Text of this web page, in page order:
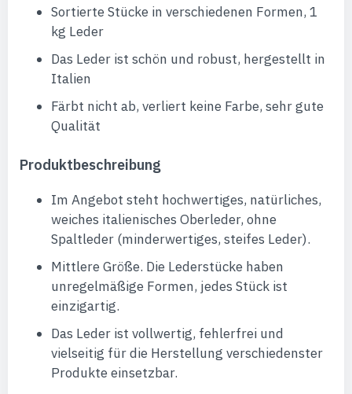
Sortierte Stücke in verschiedenen Formen, 1
kg Leder
Das Leder ist schön und robust, hergestellt in
Italien
Färbt nicht ab, verliert keine Farbe, sehr gute
Qualität
Produktbeschreibung
Im Angebot steht hochwertiges, natürliches,
weiches italienisches Oberleder, ohne
Spaltleder (minderwertiges, steifes Leder).
Mittlere Größe. Die Lederstücke haben
unregelmäßige Formen, jedes Stück ist
einzigartig.
Das Leder ist vollwertig, fehlerfrei und
vielseitig für die Herstellung verschiedenster
Produkte einsetzbar.